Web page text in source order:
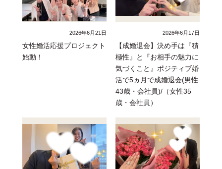
2026年6月21日
女性婚活応援プロジェクト
始動！
2026年6月17日
【成婚退会】決め手は『積
極性』と『お相手の魅力に
気づくこと』ポジティブ婚
活で5ヵ月で成婚退会(男性
43歳・会社員)/（女性35
歳・会社員）